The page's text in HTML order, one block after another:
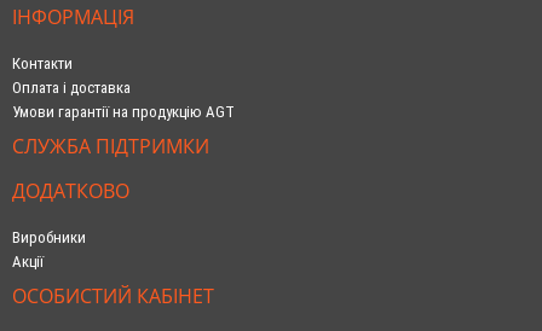
ІНФОРМАЦІЯ
Контакти
Оплата і доставка
Умови гарантії на продукцію AGT
СЛУЖБА ПІДТРИМКИ
ДОДАТКОВО
Виробники
Акції
ОСОБИСТИЙ КАБІНЕТ